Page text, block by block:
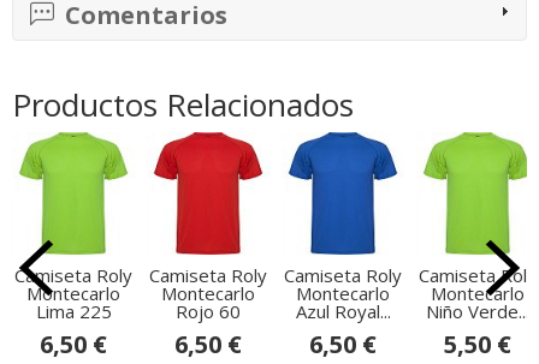
Comentarios
Productos Relacionados
Camiseta Roly
Montecarlo
Lima 225
6,50 €
Camiseta Roly
Montecarlo
Rojo 60
6,50 €
Camiseta Roly
Montecarlo
Azul Royal...
6,50 €
Camiseta Roly
Montecarlo
Niño Verde...
5,50 €